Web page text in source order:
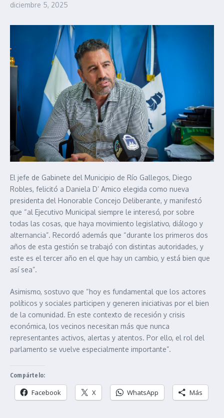
diciembre 5, 2025
El jefe de Gabinete del Municipio de Río Gallegos, Diego
Robles, felicitó a Daniela D’ Amico elegida como nueva
presidenta del Honorable Concejo Deliberante, y manifestó
que “al Ejecutivo Municipal siempre le interesó, por sobre
todas las cosas, que haya movimiento legislativo, diálogo y
alternancia”. Recordó además que “durante los primeros dos
años de esta gestión se trabajó con distintas autoridades, y
este es el tercer año en el que hay un cambio, y está bien que
así sea”.
Asimismo, sostuvo que “hoy es fundamental que los actores
políticos y sociales participen y generen iniciativas por el bien
de la comunidad. En este contexto de recesión y crisis
económica, los vecinos necesitan más que nunca
representantes activos, alertas y atentos. Por ello, el rol del
parlamento se vuelve especialmente importante”.
Compártelo:
Facebook X WhatsApp Más